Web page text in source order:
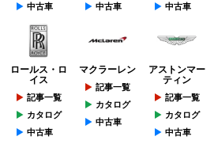
中古車
中古車
中古車
ロールス・ロ
イス
記事一覧
カタログ
中古車
マクラーレン
記事一覧
カタログ
中古車
アストンマー
ティン
記事一覧
カタログ
中古車